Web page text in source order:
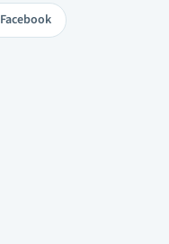
Facebook